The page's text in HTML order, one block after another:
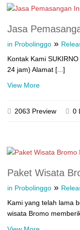
Jasa
in Probolinggo »
Kontak Kami
24 jam) Alamat [...]
View More
2063 Preview 0
Paket Wisata
in Probolinggo »
Kami yang telah lama
wisata Bromo